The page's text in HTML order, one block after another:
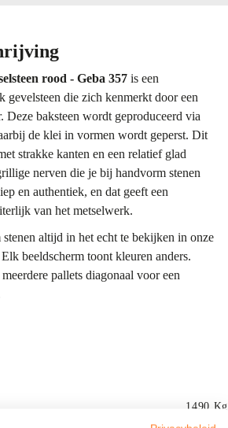
rood - Geba 357 is een
gevelsteen die zich kenmerkt door een
Deze baksteen wordt geproduceerd via
de klei in vormen wordt geperst. Dit
strakke kanten en een relatief glad
nerven die je bij handvorm stenen
en authentiek, en dat geeft een
van het metselwerk.
altijd in het echt te bekijken in onze
Elk beeldscherm toont kleuren anders.
pallets diagonaal voor een
sorteringen is deze steen minder
een rustig en uniform gevelbeeld ontstaat.
in de klei zorgen ervoor dat de kleur
aan zon en regen behouden
1490 Kg